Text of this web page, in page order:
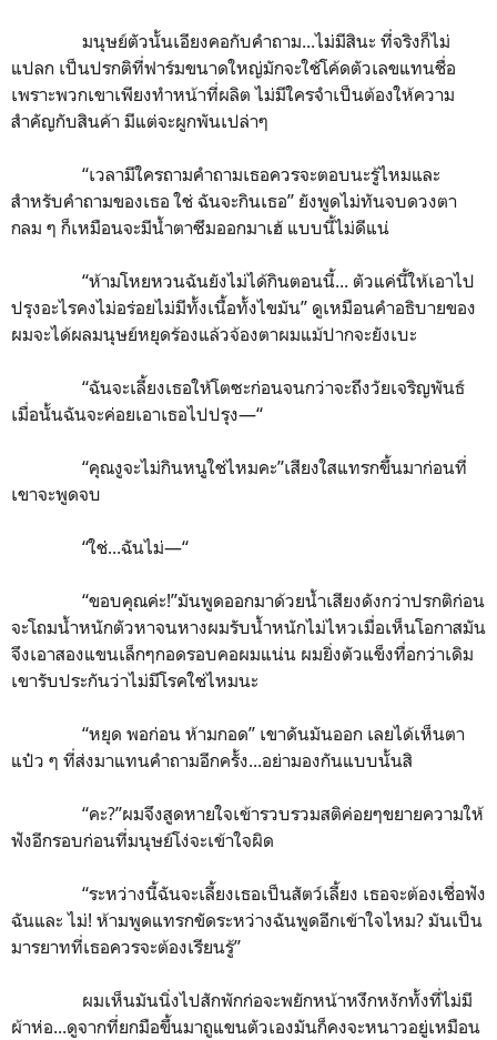
มนุษย์ตัวนั้นเอียงคอกับคำถาม...ไม่มีสินะ ที่จริงก็ไม่
แปลก เป็นปรกติที่ฟาร์มขนาดใหญ่มักจะใช้โค้ดตัวเลขแทนชื่อ
เพราะพวกเขาเพียงทำหน้าที่ผลิต ไม่มีใครจำเป็นต้องให้ความ
สำคัญกับสินค้า มีแต่จะผูกพันเปล่าๆ
“เวลามีใครถามคำถามเธอควรจะตอบนะรู้ไหมและ
สำหรับคำถามของเธอ ใช่ ฉันจะกินเธอ” ยังพูดไม่ทันจบดวงตา
กลม ๆ ก็เหมือนจะมีน้ำตาซึมออกมาเฮ้ แบบนี้ไม่ดีแน่
“ห้ามโหยหวนฉันยังไม่ได้กินตอนนี้... ตัวแค่นี้ให้เอาไป
ปรุงอะไรคงไม่อร่อยไม่มีทั้งเนื้อทั้งไขมัน” ดูเหมือนคำอธิบายของ
ผมจะได้ผลมนุษย์หยุดร้องแล้วจ้องตาผมแม้ปากจะยังเบะ
“ฉันจะเลี้ยงเธอให้โตซะก่อนจนกว่าจะถึงวัยเจริญพันธ์
เมื่อนั้นฉันจะค่อยเอาเธอไปปรุง—“
“คุณงูจะไม่กินหนูใช่ไหมคะ”เสียงใสแทรกขึ้นมาก่อนที่
เขาจะพูดจบ
“ใช่...ฉันไม่—“
“ขอบคุณค่ะ!”มันพูดออกมาด้วยน้ำเสียงดังกว่าปรกติก่อน
จะโถมน้ำหนักตัวหาจนหางผมรับน้ำหนักไม่ไหวเมื่อเห็นโอกาสมัน
จึงเอาสองแขนเล็กๆกอดรอบคอผมแน่น ผมยิ่งตัวแข็งทื่อกว่าเดิม
เขารับประกันว่าไม่มีโรคใช่ไหมนะ
“หยุด พอก่อน ห้ามกอด” เขาดันมันออก เลยได้เห็นตา
แป๋ว ๆ ที่ส่งมาแทนคำถามอีกครั้ง...อย่ามองกันแบบนั้นสิ
“คะ?”ผมจึงสูดหายใจเข้ารวบรวมสติค่อยๆขยายความให้
ฟังอีกรอบก่อนที่มนุษย์โง่จะเข้าใจผิด
“ระหว่างนี้ฉันจะเลี้ยงเธอเป็นสัตว์เลี้ยง เธอจะต้องเชื่อฟัง
ฉันและ ไม่! ห้ามพูดแทรกขัดระหว่างฉันพูดอีกเข้าใจไหม? มันเป็น
มารยาทที่เธอควรจะต้องเรียนรู้”
ผมเห็นมันนิ่งไปสักพักก่อจะพยักหน้าหงึกหงักทั้งที่ไม่มี
ผ้าห่อ...ดูจากที่ยกมือขึ้นมาถูแขนตัวเองมันก็คงจะหนาวอยู่เหมือน